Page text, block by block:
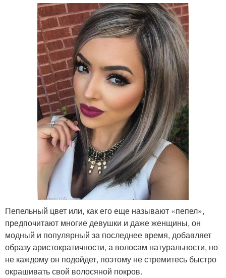
Пепельный цвет или, как его еще называют «пепел»,
предпочитают многие девушки и даже женщины, он
модный и популярный за последнее время, добавляет
образу аристократичности, а волосам натуральности, но
не каждому он подойдет, поэтому не стремитесь быстро
окрашивать свой волосяной покров.